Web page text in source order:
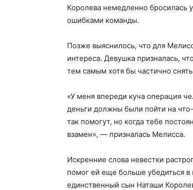
Королева немедленно бросилась
ошибками команды.
Позже выяснилось, что для
интереса. Девушка призналась,
тем самым хотя бы частично
«У меня впереди куча операция
деньги должны были пойти на
так помогут, но когда тебе
взамен», — призналась Мелисса.
Искренние слова невестки
помог ей еще больше убедиться
единственный сын Наташи